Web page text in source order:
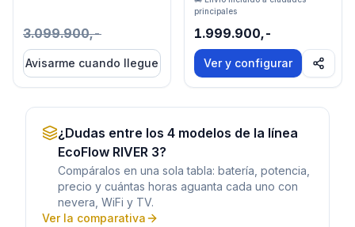
3.099.900,-
Avisarme cuando llegue
principales
1.999.900,-
Ver y configurar
¿Dudas entre los 4 modelos de la línea
EcoFlow RIVER 3?
Compáralos en una sola tabla: batería, potencia,
precio y cuántas horas aguanta cada uno con
nevera, WiFi y TV.
Ver la comparativa